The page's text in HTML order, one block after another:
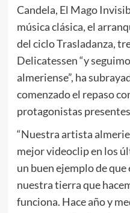
Candela, El Mago
música clásica, el
del ciclo Trasladanza,
Delicatessen “y
almeriense”, ha
comenzado el repaso
protagonistas
“Nuestra artista
mejor videoclip en los
un buen ejemplo de
nuestra tierra que
funciona. Hace año y